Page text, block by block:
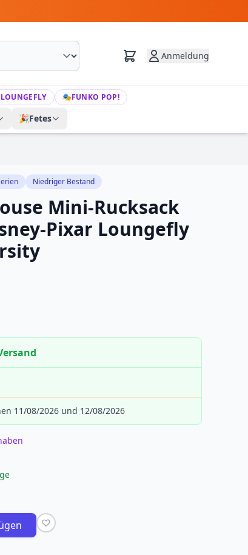
Anmeldung
LOUNGEFLY 🎭FUNKO POP!
🎉Fetes
Niedriger Bestand
Mini-Rucksack
Pixar Loungefly
11/08/2026 und 12/08/2026